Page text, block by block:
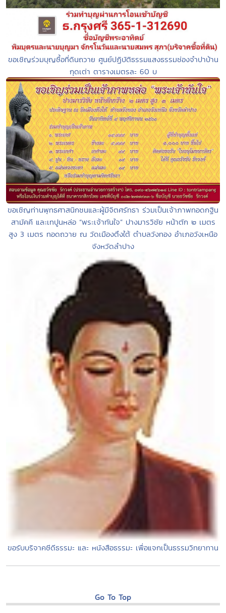
ขอเชิญร่วมบุญซื้อที่ดินถวาย ศูนย์ปฏิบัติธรรมแสงธรรมช่องจำปาบ้าน
กุดเต่า ตารางเมตรละ 60 บ
ขอเชิญท่านพุทธศาสนิกชนและผู้มีจิตศรัทธา ร่วมเป็นเจ้าภาพทอดกฐิน
สามัคคี และเทปูนหล่อ “พระเจ้าทันใจ” ปางมารวิชัย หน้าตัก ๒ เมตร
สูง 3 เมตร ทอดถวาย ณ วัดเมืองตึงใต้ ตำบลวังทอง อำเภอวังเหนือ
จังหวัดลำปาง
ขอรับบริจาคซีดีธรรมะ และ หนังสือธรรมะ เพื่อแจกเป็นธรรมวิทยาทาน
Go To Top